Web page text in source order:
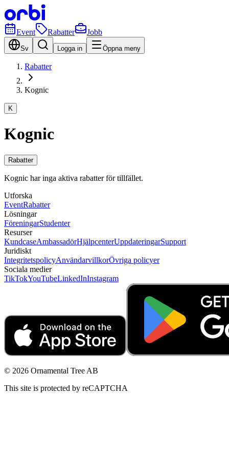
Event Rabatter Jobb
Sv Logga in Öppna meny
Rabatter
Kognic
K
Kognic
Rabatter
Kognic har inga aktiva rabatter för tillfället.
Utforska
EventRabatter
Lösningar
FöreningarStudenter
Resurser
KundcaseAmbassadörHjälpcenterUppdateringarSupport
Juridiskt
IntegritetspolicyAnvändarvillkorÖvriga policyer
Sociala medier
TikTokYouTubeLinkedInInstagram
© 2026 Ornamental Tree AB
This site is protected by reCAPTCHA